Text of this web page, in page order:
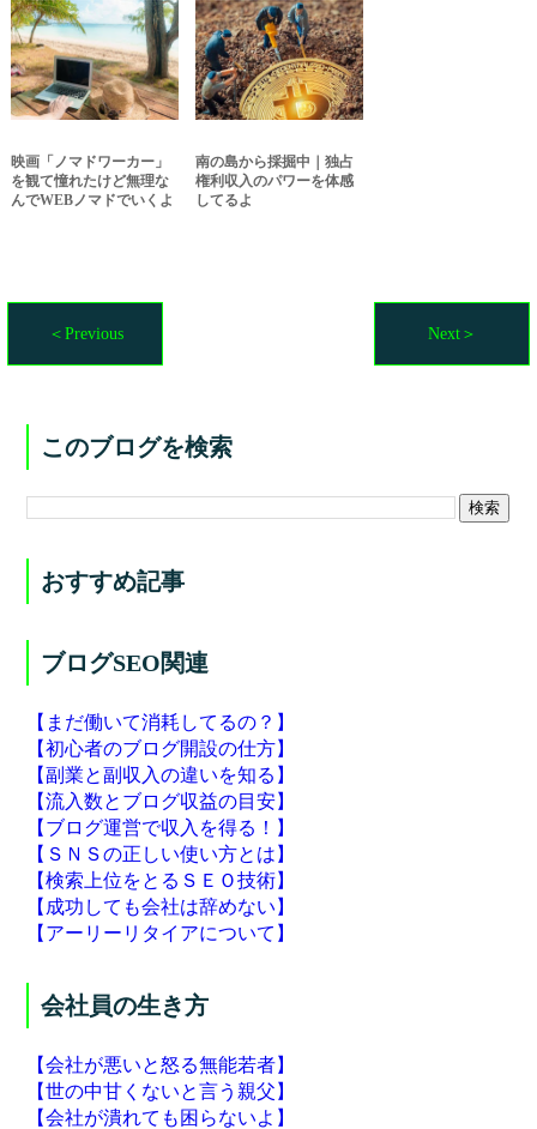
映画「ノマドワーカー」
を観て憧れたけど無理な
んでWEBノマドでいくよ
南の島から採掘中｜独占
権利収入のパワーを体感
してるよ
＜Previous Next＞
このブログを検索
おすすめ記事
ブログSEO関連
【まだ働いて消耗してるの？】
【初心者のブログ開設の仕方】
【副業と副収入の違いを知る】
【流入数とブログ収益の目安】
【ブログ運営で収入を得る！】
【ＳＮＳの正しい使い方とは】
【検索上位をとるＳＥＯ技術】
【成功しても会社は辞めない】
【アーリーリタイアについて】
会社員の生き方
【会社が悪いと怒る無能若者】
【世の中甘くないと言う親父】
【会社が潰れても困らないよ】